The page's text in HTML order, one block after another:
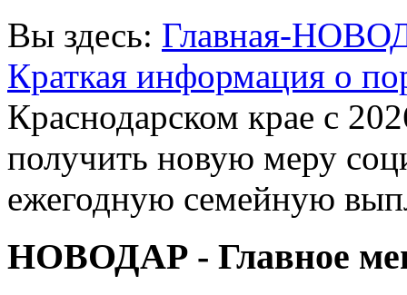
Вы здесь: Главная-
Краткая информация о
Краснодарском крае с
получить новую меру
ежегодную семейную
НОВОДАР - Главное